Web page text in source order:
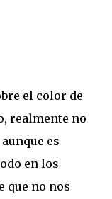
el color de
realmente no
es
en los
que no nos